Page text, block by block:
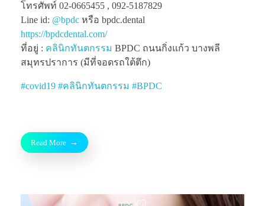
โทรศัพท์ 02-0665455 , 092-5187829
Line id: @bpdc หรือ bpdc.dental
https://bpdcdental.com/
ที่อยู่ : คลินิกทันตกรรม BPDC ถนนกิ่งแก้ว บางพลี
สมุทรปราการ (มีที่จอดรถใต้ตึก)
#covid19 #คลินิกทันตกรรม #BPDC
Read More